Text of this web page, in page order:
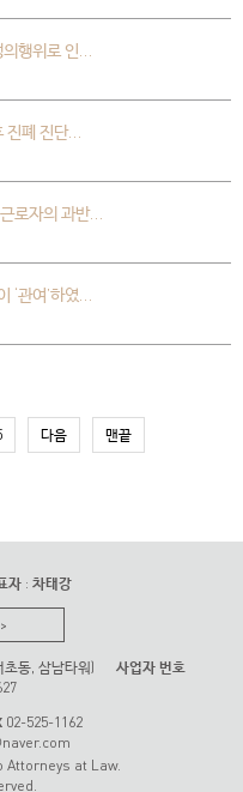
행위로 인…
폐 진단…
로자의 과반…
관여’하였…
다음 맨끝
자 : 차태강
>
초동, 삼남타워) 사업자 번호
02-525-1162
naver.com
Attorneys at Law.